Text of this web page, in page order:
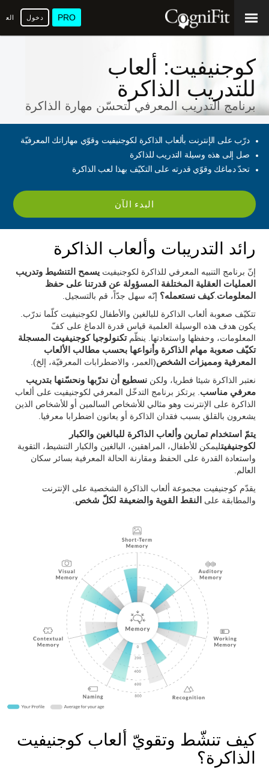
PRO دخول
كوجنيفيت: ألعاب
للتدريب الذاكرة
برنامج التدريب المعرفي لتحسّن مهارة الذاكرة
درّب على الإنترنت بألعاب الذاكرة لكوجنيفيت وقوّي مهاراتك المعرفيّة
صل إلى هذه وسيلة التدريب للذاكرة
تحدّ دماغك وقوّي قدرته على التكيّف بهذا لعب الذاكرة
البدء الآن
رائد التدريبات وألعاب الذاكرة
إنّ برنامج التنبيه المعرفي للذاكرة لكوجنيفيتيسمح التنشيط وتدريب
العمليات العقلية المختلفة المسؤولة عن قدرتنا على حفظ
المعلومات .كيف نستعمله؟ إنّه سهل جدّاً، قم بالتسجيل.
تتكيّف صعوبة ألعاب الذاكرة للبالغين والأطفال لكوجنيفيت كلّما ندرّب.
يكون هدف هذه الوسيلة العلمية قياس قدرة الدماغ على كفّ
المعلومات، وحفظها واستعادتها. ينظّمتكنولوجيا كوجنيفيت المسجلة
تكيّف صعوبة مهام الذاكرة وأنواعها بحسب مطالب الألعاب
المعرفية ومميزات الشخص(العمر، والاضطرابات المعرفيّة، إلخ).
نعتبر الذاكرة شيئا فطريا، ولكننسطيع أن ندرّبها ونحسّنها بتدريب
معرفي مناسب . يرتكز برنامج التدخّل المعرفي لكوجنيفيت على ألعاب
الذاكرة على الإنترنت وهو مثالي للأشخاص السالمين أو للأشخاص الذين
يشعرون بالقلق بسبب فقدان الذاكرة أو يعانون اضطرابا معرفيا.
يتمّ استخدام تمارين وألعاب الذاكرة للبالغين والكبار
لكوجنيفيتليمكن للأطفال، المراهقين، البالغين والكبار التنشيط، التقوية
واستعادة القدرة على الحفظ ومقارنة الحالة المعرفية بسائر سكان
العالم.
يقدّم كوجنيفيت مجموعة ألعاب الذاكرة الشخصية على الإنترنت
والمطابقة على
النقط القوية والضعيفة لكلّ شخص
كيف تنشّط وتقويّ ألعاب كوجنيفيت
الذاكرة؟